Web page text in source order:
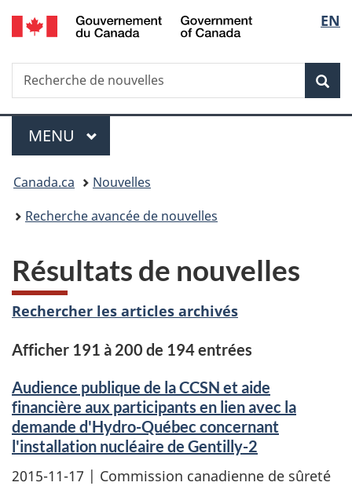
Passer
au
Passer
à
du
Passer
à
simplifiée
de
la
EN
Recherche
Recherche
de
Menu
MENU PRINCIPAL
Vous
êtes
Canada.ca
Nouvelles
Recherche avancée de nouvelles
Résultats de nouvelles
Rechercher les articles archivés
Afficher 191 à 200 de 194 entrées
Audience publique de la CCSN et aide
financière aux participants en lien avec la
demande d'Hydro-Québec concernant
l'installation nucléaire de Gentilly-2
2015-11-17 | Commission canadienne de sûreté